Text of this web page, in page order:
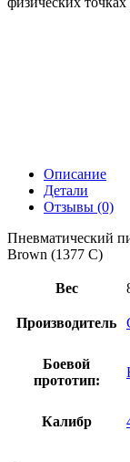
Описание
Детали
Отзывы (0)
Пневматический
Brown (1377 C)
Вес
Производитель
Боевой
прототип:
Калибр